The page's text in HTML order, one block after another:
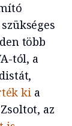
több
tól, a
kia
az